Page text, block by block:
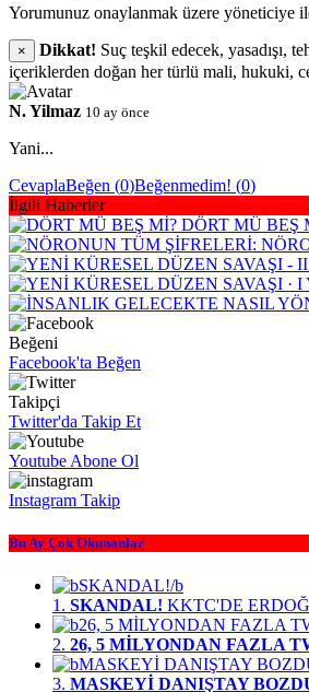
Yorumunuz onaylanmak üzere yöneticiye
× Dikkat! Suç teşkil edecek, yasadışı,
içeriklerden doğan her türlü mali, hukuki,
N. Yilmaz 10 ay önce
Yani...
CevaplaBeğen (0)Beğenmedim! (0)
İlgili Haberler
DÖRT MÜ BEŞ
Beğeni
Facebook'ta Beğen
Takipçi
Twitter'da Takip Et
Youtube Abone Ol
Instagram Takip
Bu Ay Çok Okunanlar
1. SKANDAL! KKTC'DE
2. 26, 5 MİLYONDAN FAZLA
3. MASKEYİ DANIŞTAY